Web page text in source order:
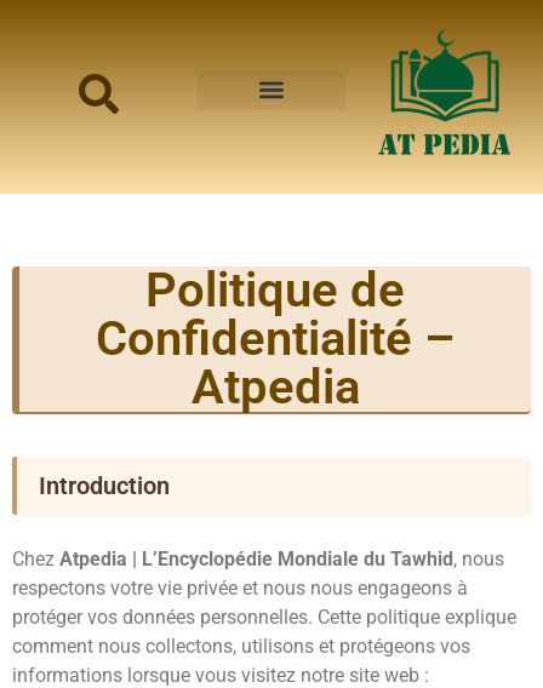
Politique de
Confidentialité –
Atpedia
Introduction
Chez Atpedia | L’Encyclopédie Mondiale du Tawhid, nous
respectons votre vie privée et nous nous engageons à
protéger vos données personnelles. Cette politique explique
comment nous collectons, utilisons et protégeons vos
informations lorsque vous visitez notre site web :